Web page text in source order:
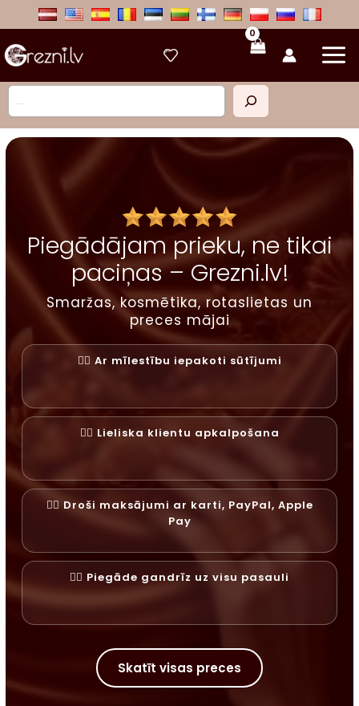
Meklēt
Piegādājam prieku, ne tikai
paciņas – Grezni.lv!
Smaržas, kosmētika, rotaslietas un
preces mājai
✓⃝ Ar mīlestību iepakoti sūtījumi
✓⃝ Lieliska klientu apkalpošana
✓⃝ Droši maksājumi ar karti, PayPal, Apple
Pay
✓⃝ Piegāde gandrīz uz visu pasauli
Skatīt visas preces